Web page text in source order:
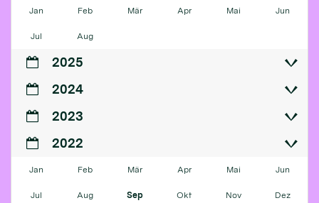
Jan Feb Mär Apr Mai Jun
Jul Aug
2025
2024
2023
2022
Jan Feb Mär Apr Mai Jun
Jul Aug Sep Okt Nov Dez